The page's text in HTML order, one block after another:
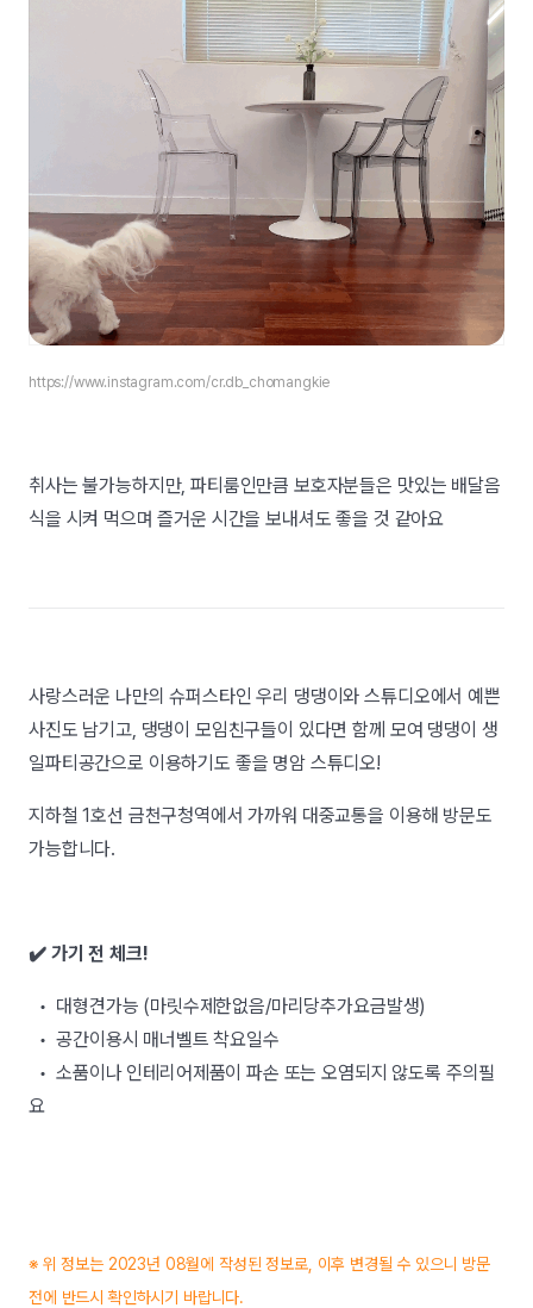
https://www.instagram.com/cr.db_chomangkie
취사는 불가능하지만, 파티룸인만큼 보호자분들은 맛있는 배달음
식을 시켜 먹으며 즐거운 시간을 보내셔도 좋을 것 같아요
사랑스러운 나만의 슈퍼스타인 우리 댕댕이와 스튜디오에서 예쁜
사진도 남기고, 댕댕이 모임친구들이 있다면 함께 모여 댕댕이 생
일파티공간으로 이용하기도 좋을 명암 스튜디오!
지하철 1호선 금천구청역에서 가까워 대중교통을 이용해 방문도
가능합니다.
✔️ 가기 전 체크!
• 대형견가능 (마릿수제한없음/마리당추가요금발생)
• 공간이용시 매너벨트 착요일수
• 소품이나 인테리어제품이 파손 또는 오염되지 않도록 주의필
요
※ 위 정보는 2023년 08월에 작성된 정보로, 이후 변경될 수 있으니 방문
전에 반드시 확인하시기 바랍니다.